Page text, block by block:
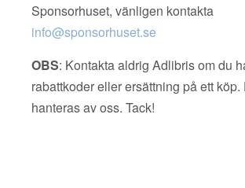
Sponsorhuset, vänligen kontakta
info@sponsorhuset.se
OBS: Kontakta aldrig Adlibris om du
rabattkoder eller ersättning på ett
hanteras av oss. Tack!